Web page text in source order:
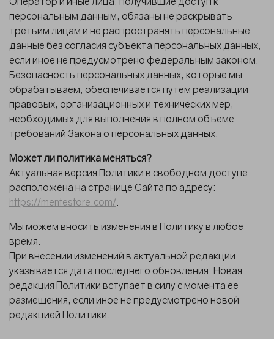
персональным данным, обязаны не раскрывать
третьим лицам и не распространять персональные
данные без согласия субъекта персональных данных,
если иное не предусмотрено федеральным законом.
Безопасность персональных данных, которые мы
обрабатываем, обеспечивается путем реализации
правовых, организационных и технических мер,
необходимых для выполнения в полном объеме
требований Закона о персональных данных.
Может ли политика меняться?
Актуальная версия Политики в свободном доступе
расположена на странице Сайта по адресу:
https://mentestore.com/.
Мы можем вносить изменения в Политику в любое
время.
При внесении изменений в актуальной редакции
указывается дата последнего обновления. Новая
редакция Политики вступает в силу с момента ее
размещения, если иное не предусмотрено новой
редакцией Политики.